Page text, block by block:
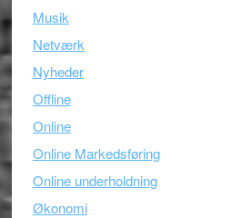
Musik
Netværk
Nyheder
Offline
Online
Online Markedsføring
Online underholdning
Økonomi